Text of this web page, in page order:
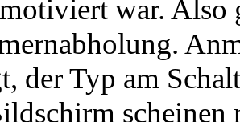
war. Also
der Typ am
scheinen